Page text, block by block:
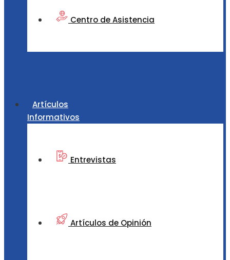
Centro de Asistencia
Artículos
Informativos
Entrevistas
Artículos de Opinión